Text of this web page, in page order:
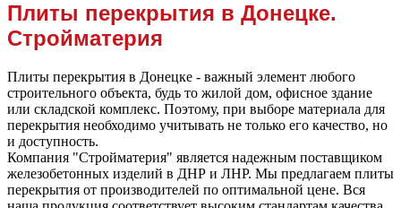
Плиты перекрытия в Донецке.
Стройматерия
Плиты перекрытия в Донецке - важный элемент любого
строительного объекта, будь то жилой дом, офисное здание
или складской комплекс. Поэтому, при выборе материала для
перекрытия необходимо учитывать не только его качество, но
и доступность.
Компания "Стройматерия" является надежным поставщиком
железобетонных изделий в ДНР и ЛНР. Мы предлагаем плиты
перекрытия от производителей по оптимальной цене. Вся